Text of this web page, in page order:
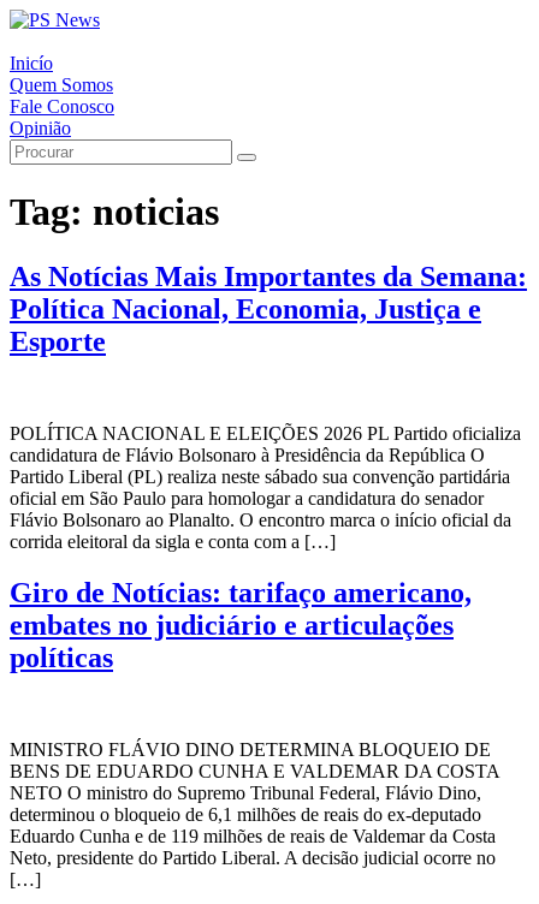
Inicío
Quem Somos
Fale Conosco
Opinião
Tag: noticias
As Notícias Mais Importantes da Semana:
Política Nacional, Economia, Justiça e
Esporte
POLÍTICA NACIONAL E ELEIÇÕES 2026 PL Partido oficializa
candidatura de Flávio Bolsonaro à Presidência da República O
Partido Liberal (PL) realiza neste sábado sua convenção partidária
oficial em São Paulo para homologar a candidatura do senador
Flávio Bolsonaro ao Planalto. O encontro marca o início oficial da
corrida eleitoral da sigla e conta com a […]
Giro de Notícias: tarifaço americano,
embates no judiciário e articulações
políticas
MINISTRO FLÁVIO DINO DETERMINA BLOQUEIO DE
BENS DE EDUARDO CUNHA E VALDEMAR DA COSTA
NETO O ministro do Supremo Tribunal Federal, Flávio Dino,
determinou o bloqueio de 6,1 milhões de reais do ex-deputado
Eduardo Cunha e de 119 milhões de reais de Valdemar da Costa
Neto, presidente do Partido Liberal. A decisão judicial ocorre no
[…]